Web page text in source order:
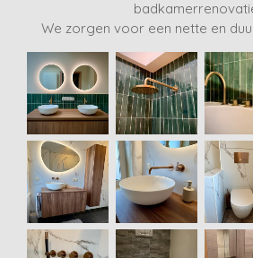
We zorgen voor een nette en